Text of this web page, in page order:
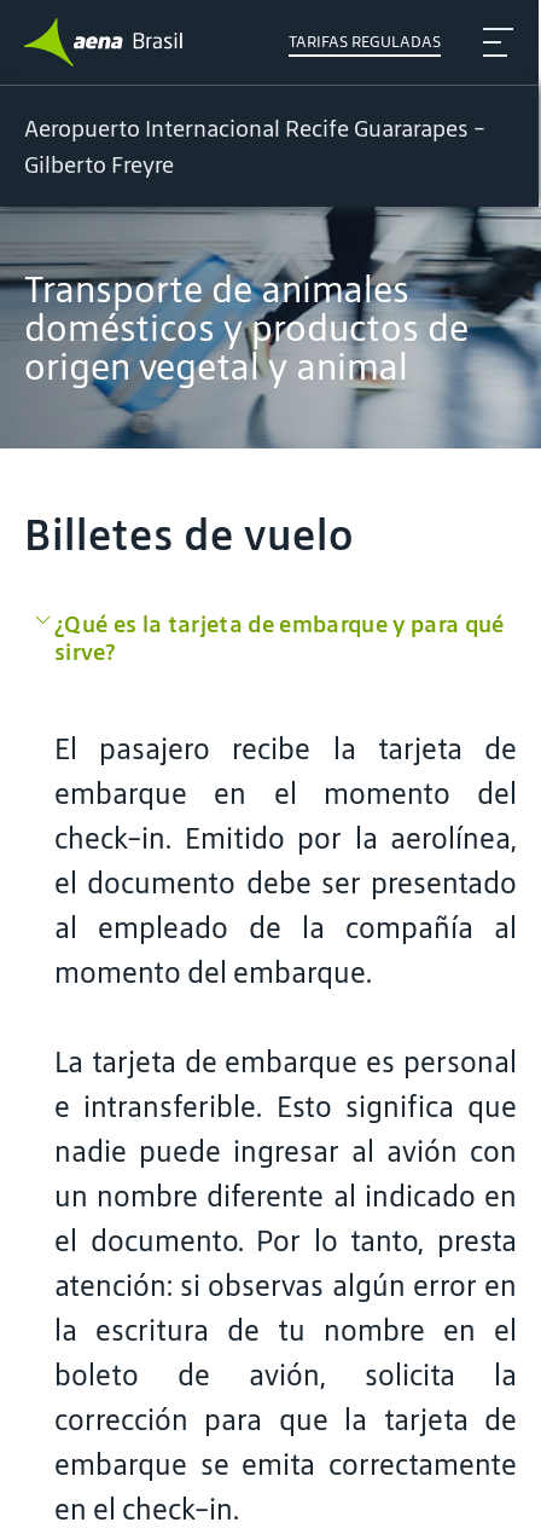
TARIFAS REGULADAS
Aeropuerto Internacional Recife Guararapes -
Gilberto Freyre
Transporte de animales
domésticos y productos de
origen vegetal y animal
Billetes de vuelo
¿Qué es la tarjeta de embarque y para qué
sirve?
El pasajero recibe la tarjeta de
embarque en el momento del
check-in. Emitido por la aerolínea,
el documento debe ser presentado
al empleado de la compañía al
momento del embarque.
La tarjeta de embarque es personal
e intransferible. Esto significa que
nadie puede ingresar al avión con
un nombre diferente al indicado en
el documento. Por lo tanto, presta
atención: si observas algún error en
la escritura de tu nombre en el
boleto de avión, solicita la
corrección para que la tarjeta de
embarque se emita correctamente
en el check-in.